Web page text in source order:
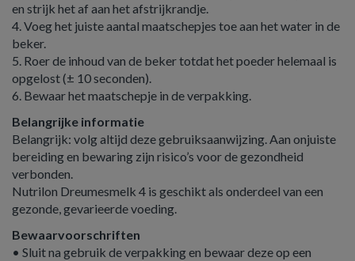
en strijk het af aan het afstrijkrandje.
4. Voeg het juiste aantal maatschepjes toe aan het water in de
beker.
5. Roer de inhoud van de beker totdat het poeder helemaal is
opgelost (± 10 seconden).
6. Bewaar het maatschepje in de verpakking.
Belangrijke informatie
Belangrijk: volg altijd deze gebruiksaanwijzing. Aan onjuiste
bereiding en bewaring zijn risico’s voor de gezondheid
verbonden.
Nutrilon Dreumesmelk 4 is geschikt als onderdeel van een
gezonde, gevarieerde voeding.
Bewaarvoorschriften
• Sluit na gebruik de verpakking en bewaar deze op een